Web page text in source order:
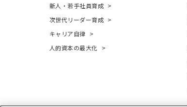
新人・若手社員育成
次世代リーダー育成
キャリア自律
人的資本の最大化